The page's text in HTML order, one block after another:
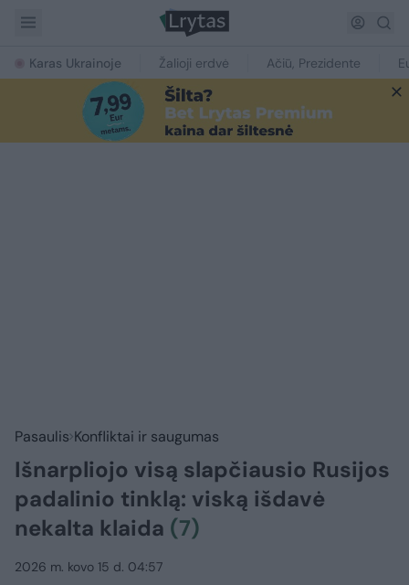
Karas Ukrainoje Žalioji erdvė Ačiū, Prezidente
Pasaulis Konfliktai ir saugumas
Išnarpliojo visą slapčiausio Rusijos
padalinio tinklą: viską išdavė
nekalta klaida (7)
2026 m. kovo 15 d. 04:57